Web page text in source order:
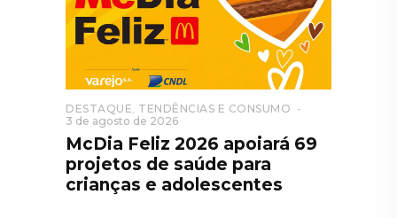
DESTAQUE TENDÊNCIAS E CONSUMO
3 de agosto de 2026
McDia Feliz 2026 apoiará 69
projetos de saúde para
crianças e adolescentes